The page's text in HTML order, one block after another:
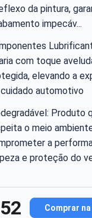
da pintura,
impecáv...
com toque
elevando a
automotivo
Produto
o meio
a
e proteção do
Comprar